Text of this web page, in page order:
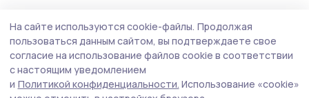
На сайте используются cookie-файлы. Продолжая
пользоваться данным сайтом, вы подтверждаете свое
согласие на использование файлов cookie в соответствии
с настоящим уведомлением
и Политикой конфиденциальности. Использование «cookie»